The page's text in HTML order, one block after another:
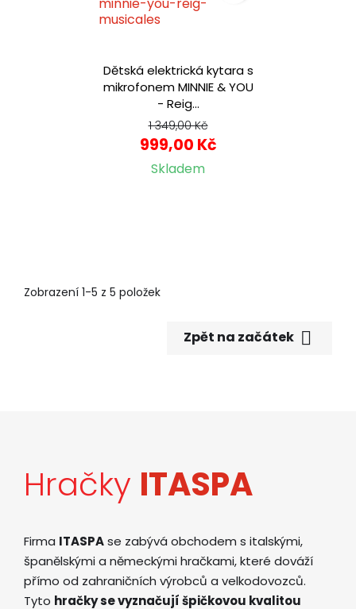
Dětská elektrická kytara s
mikrofonem MINNIE & YOU
- Reig...
1 349,00 Kč
999,00 Kč
Skladem
Zobrazení 1-5 z 5 položek
Zpět na začátek 
Hračky ITASPA
Firma ITASPAse zabývá obchodem s italskými,
španělskými a německými hračkami, které dováží
přímo od zahraničních výrobců a velkodovozců.
Tyto hračky se vyznačují špičkovou kvalitou